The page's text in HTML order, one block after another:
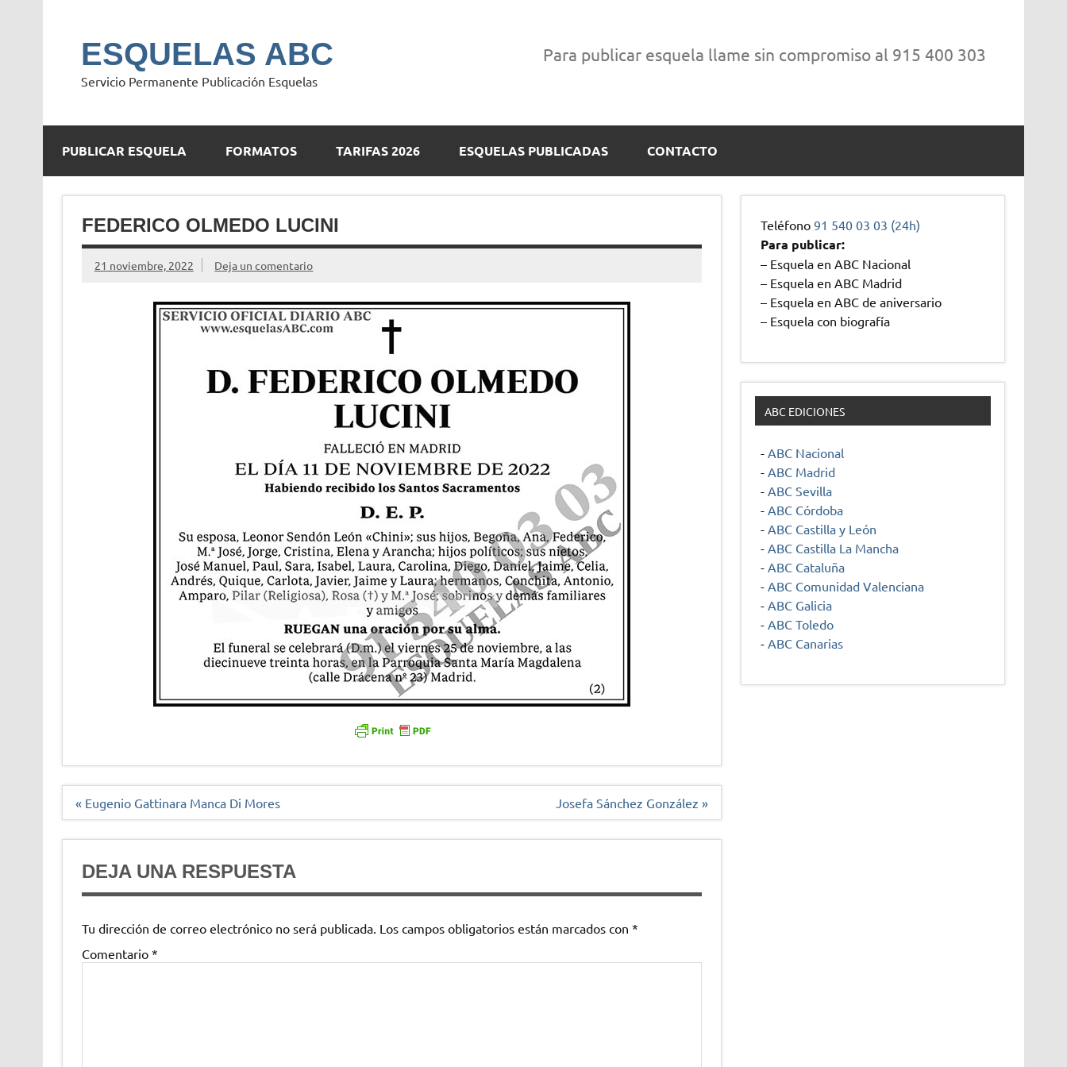
ESQUELAS ABC
Servicio Permanente Publicación Esquelas
Para publicar esquela llame sin compromiso al 915 400 303
PUBLICAR ESQUELA FORMATOS TARIFAS 2026 ESQUELAS PUBLICADAS CONTACTO
FEDERICO OLMEDO LUCINI
21 noviembre, 2022 Deja un comentario
Navegación
« Eugenio Gattinara Manca Di Mores Josefa Sánchez González »
DEJA UNA RESPUESTA
Tu dirección de correo electrónico no será publicada. Los campos obligatorios están marcados con *
Comentario *
Teléfono91 540 03 03 (24h)
Para publicar:
– Esquela en ABC Nacional
– Esquela en ABC Madrid
– Esquela en ABC de aniversario
– Esquela con biografía
ABC EDICIONES
- ABC Nacional
- ABC Madrid
- ABC Sevilla
- ABC Córdoba
- ABC Castilla y León
- ABC Castilla La Mancha
- ABC Cataluña
- ABC Comunidad Valenciana
- ABC Galicia
- ABC Toledo
- ABC Canarias